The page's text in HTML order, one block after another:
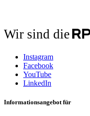
Wir sind die
Instagram
Facebook
YouTube
LinkedIn
Informationsangebot für